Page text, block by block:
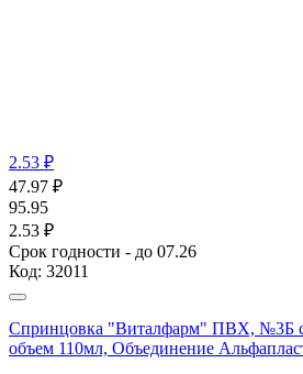
2.53 ₽
47.97 ₽
95.95
2.53 ₽
Срок годности - до 07.26
Код: 32011
Спринцовка "Виталфарм" ПВХ, №3Б с
объем 110мл, Объединение